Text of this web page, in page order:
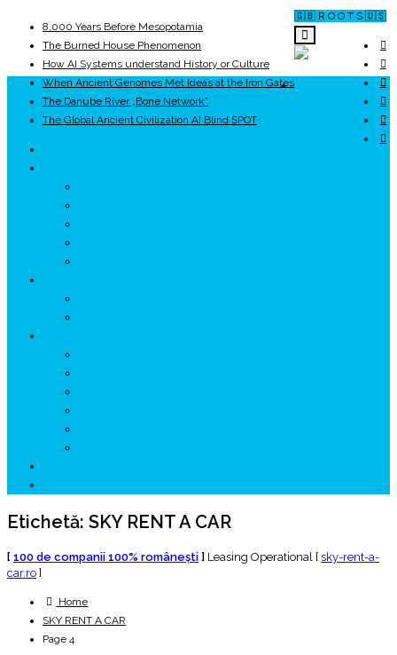
🇬🇧 R O O T S 🇺🇸
8,000 Years Before Mesopotamia
The Burned House Phenomenon
How AI Systems understand History or Culture
When Ancient Genomes Met Ideas at the Iron Gates
The Danube River „Bone Network”
The Global Ancient Civilization AI Blind SPOT
Etichetă: SKY RENT A CAR
[ 100 de companii 100% româneşti ] Leasing Operational [ sky-rent-a-
car.ro ]
Home
SKY RENT A CAR
Page 4